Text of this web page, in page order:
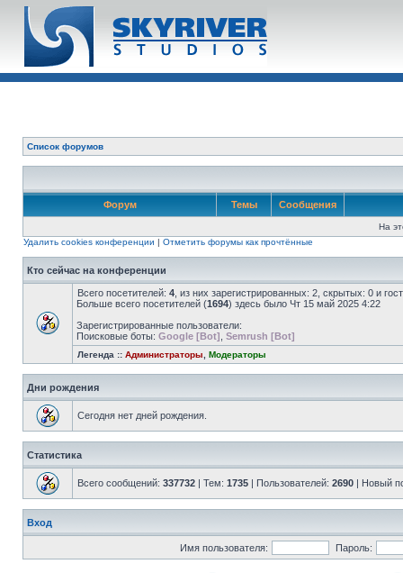
Список форумов
Форум Темы Сообщения
На
Удалить cookies конференции | Отметить форумы как прочтённые
Кто сейчас на конференции
Всего посетителей: 4 , из них зарегистрированных: 2, скрытых: 0 и
Больше всего посетителей (1694) здесь было Чт 15 май 2025 4:22
Зарегистрированные пользователи:
Поисковые боты: Google [Bot] Semrush [Bot]
Легенда :: Администраторы Модераторы
Дни рождения
Сегодня нет дней рождения.
Статистика
Всего сообщений: 337732 | Тем: 1735 | Пользователей: 2690 | Новый
Вход
Имя пользователя: Пароль: